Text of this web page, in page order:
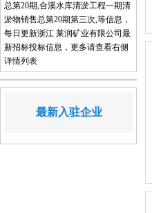
总第20期,合溪水库清淤工程一期清
淤物销售总第20期第三次,等信息，
每日更新浙江 莱润矿业有限公司最
新招标投标信息，更多请查看右侧
详情列表
最新入驻企业